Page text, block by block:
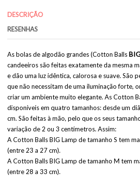
DESCRIÇÃO
RESENHAS
As bolas de algodão grandes (Cotton Balls
candeeiros são feitas exatamente da mesma
e dão uma luz idêntica, calorosa e suave. São
que não necessitam de uma iluminação forte,
criar um ambiente muito elegante. As Cotton
disponíveis em quatro tamanhos: desde um
cm. São feitas à mão, pelo que os seus
variação de 2 ou 3 centímetros. Assim:
A Cotton Balls BIG Lamp de tamanho S tem
(entre 23 a 27 cm).
A Cotton Balls BIG Lamp de tamanho M tem
(entre 28 a 33 cm).